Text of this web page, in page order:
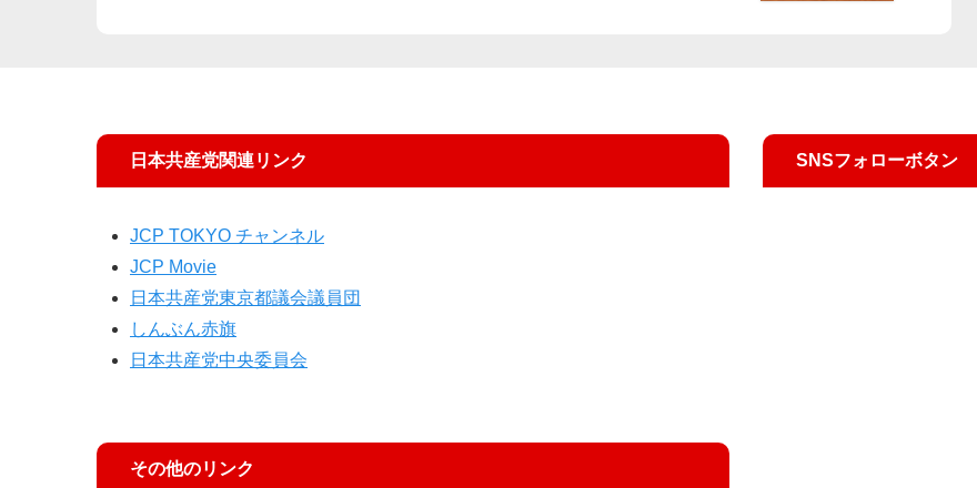
日本共産党関連リンク
JCP TOKYO チャンネル
JCP Movie
日本共産党東京都議会議員団
しんぶん赤旗
日本共産党中央委員会
その他のリンク
SNSフォローボタン